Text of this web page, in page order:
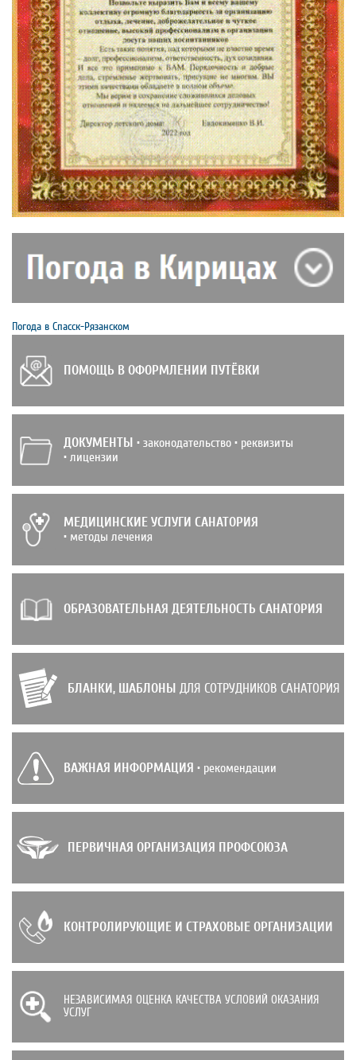
Погода в Спасск-Рязанском
ПОМОЩЬ В ОФОРМЛЕНИИ ПУТЁВКИ
ДОКУМЕНТЫ • законодательство • реквизиты
• лицензии
МЕДИЦИНСКИЕ УСЛУГИ САНАТОРИЯ
• методы лечения
ОБРАЗОВАТЕЛЬНАЯ ДЕЯТЕЛЬНОСТЬ САНАТОРИЯ
БЛАНКИ, ШАБЛОНЫ ДЛЯ СОТРУДНИКОВ САНАТОРИЯ
ВАЖНАЯ ИНФОРМАЦИЯ • рекомендации
ПЕРВИЧНАЯ ОРГАНИЗАЦИЯ ПРОФСОЮЗА
КОНТРОЛИРУЮЩИЕ И СТРАХОВЫЕ ОРГАНИЗАЦИИ
НЕЗАВИСИМАЯ ОЦЕНКА КАЧЕСТВА УСЛОВИЙ ОКАЗАНИЯ
УСЛУГ